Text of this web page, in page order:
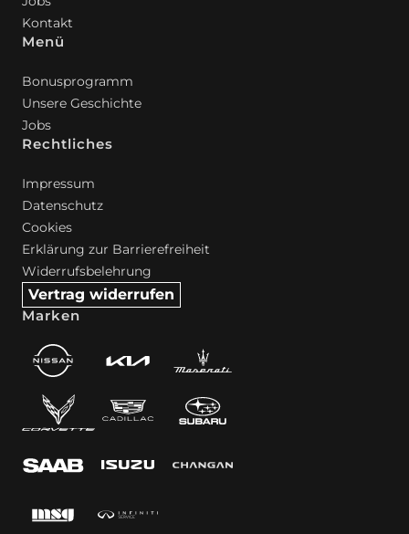
Kontakt
Menü
Bonusprogramm
Unsere Geschichte
Jobs
Rechtliches
Impressum
Datenschutz
Cookies
Erklärung zur Barrierefreiheit
Widerrufsbelehrung
Vertrag widerrufen
Marken